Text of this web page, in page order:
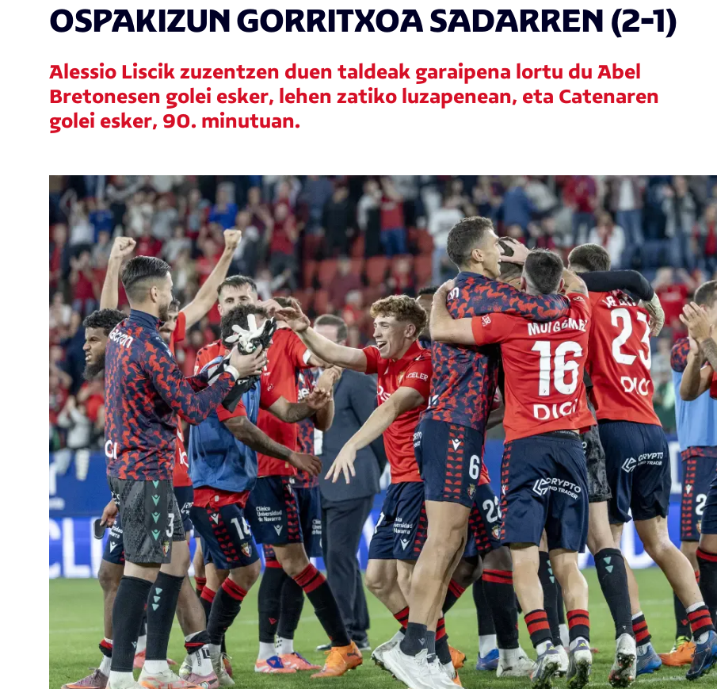
OSPAKIZUN GORRITXOA SADARREN (2-1)
Alessio Liscik zuzentzen duen taldeak garaipena lortu du Abel
Bretonesen golei esker, lehen zatiko luzapenean, eta Catenaren
golei esker, 90. minutuan.